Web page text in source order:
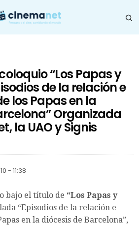
“Los Papas y
de la relación e
los Papas en la
Organizada
la UAO y Signis
- 11:38
bajo el título de “Los Papas y
“Episodios de la relación e
en la diócesis de Barcelona”,